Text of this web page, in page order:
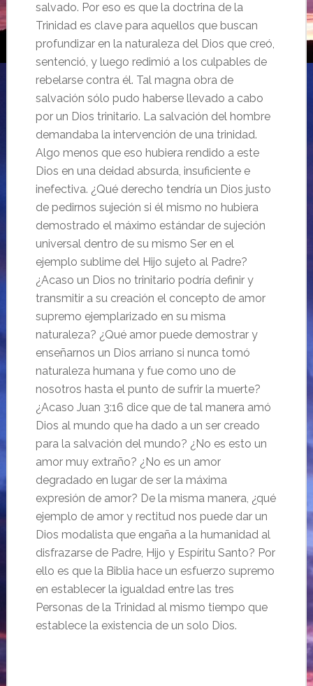
salvado. Por eso es que la doctrina de la
Trinidad es clave para aquellos que buscan
profundizar en la naturaleza del Dios que creó,
sentenció, y luego redimió a los culpables de
rebelarse contra él. Tal magna obra de
salvación sólo pudo haberse llevado a cabo
por un Dios trinitario. La salvación del hombre
demandaba la intervención de una trinidad.
Algo menos que eso hubiera rendido a este
Dios en una deidad absurda, insuficiente e
inefectiva. ¿Qué derecho tendría un Dios justo
de pedirnos sujeción si él mismo no hubiera
demostrado el máximo estándar de sujeción
universal dentro de su mismo Ser en el
ejemplo sublime del Hijo sujeto al Padre?
¿Acaso un Dios no trinitario podría definir y
transmitir a su creación el concepto de amor
supremo ejemplarizado en su misma
naturaleza? ¿Qué amor puede demostrar y
enseñarnos un Dios arriano si nunca tomó
naturaleza humana y fue como uno de
nosotros hasta el punto de sufrir la muerte?
¿Acaso Juan 3:16 dice que de tal manera amó
Dios al mundo que ha dado a un ser creado
para la salvación del mundo? ¿No es esto un
amor muy extraño? ¿No es un amor
degradado en lugar de ser la máxima
expresión de amor? De la misma manera, ¿qué
ejemplo de amor y rectitud nos puede dar un
Dios modalista que engaña a la humanidad al
disfrazarse de Padre, Hijo y Espíritu Santo? Por
ello es que la Biblia hace un esfuerzo supremo
en establecer la igualdad entre las tres
Personas de la Trinidad al mismo tiempo que
establece la existencia de un solo Dios.